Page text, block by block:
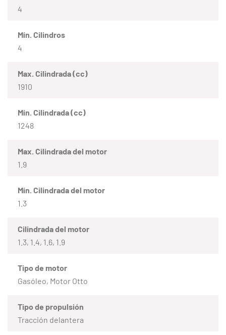
4
Mín. Cilindros
4
Max. Cilindrada (cc)
1910
Mín. Cilindrada (cc)
1248
Max. Cilindrada del motor
1.9
Mín. Cilindrada del motor
1.3
Cilindrada del motor
1.3, 1.4, 1.6, 1.9
Tipo de motor
Gasóleo, Motor Otto
Tipo de propulsión
Tracción delantera